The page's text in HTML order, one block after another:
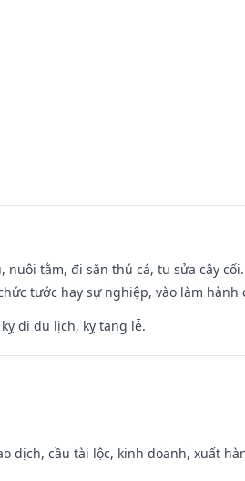
nuôi tằm, đi săn thú cá, tu sửa cây
tước hay sự nghiệp, vào làm
đi du lịch, kỵ tang lễ.
dịch, cầu tài lộc, kinh doanh, xuất